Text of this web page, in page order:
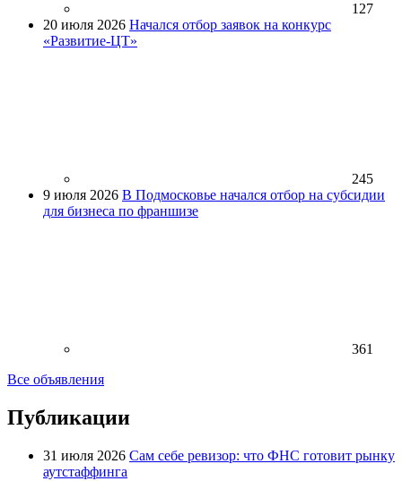
127
20 июля 2026 Начался отбор заявок на конкурс
«Развитие-ЦТ»
245
9 июля 2026 В Подмосковье начался отбор на субсидии
для бизнеса по франшизе
361
Все объявления
Публикации
31 июля 2026 Сам себе ревизор: что ФНС готовит рынку
аутстаффинга